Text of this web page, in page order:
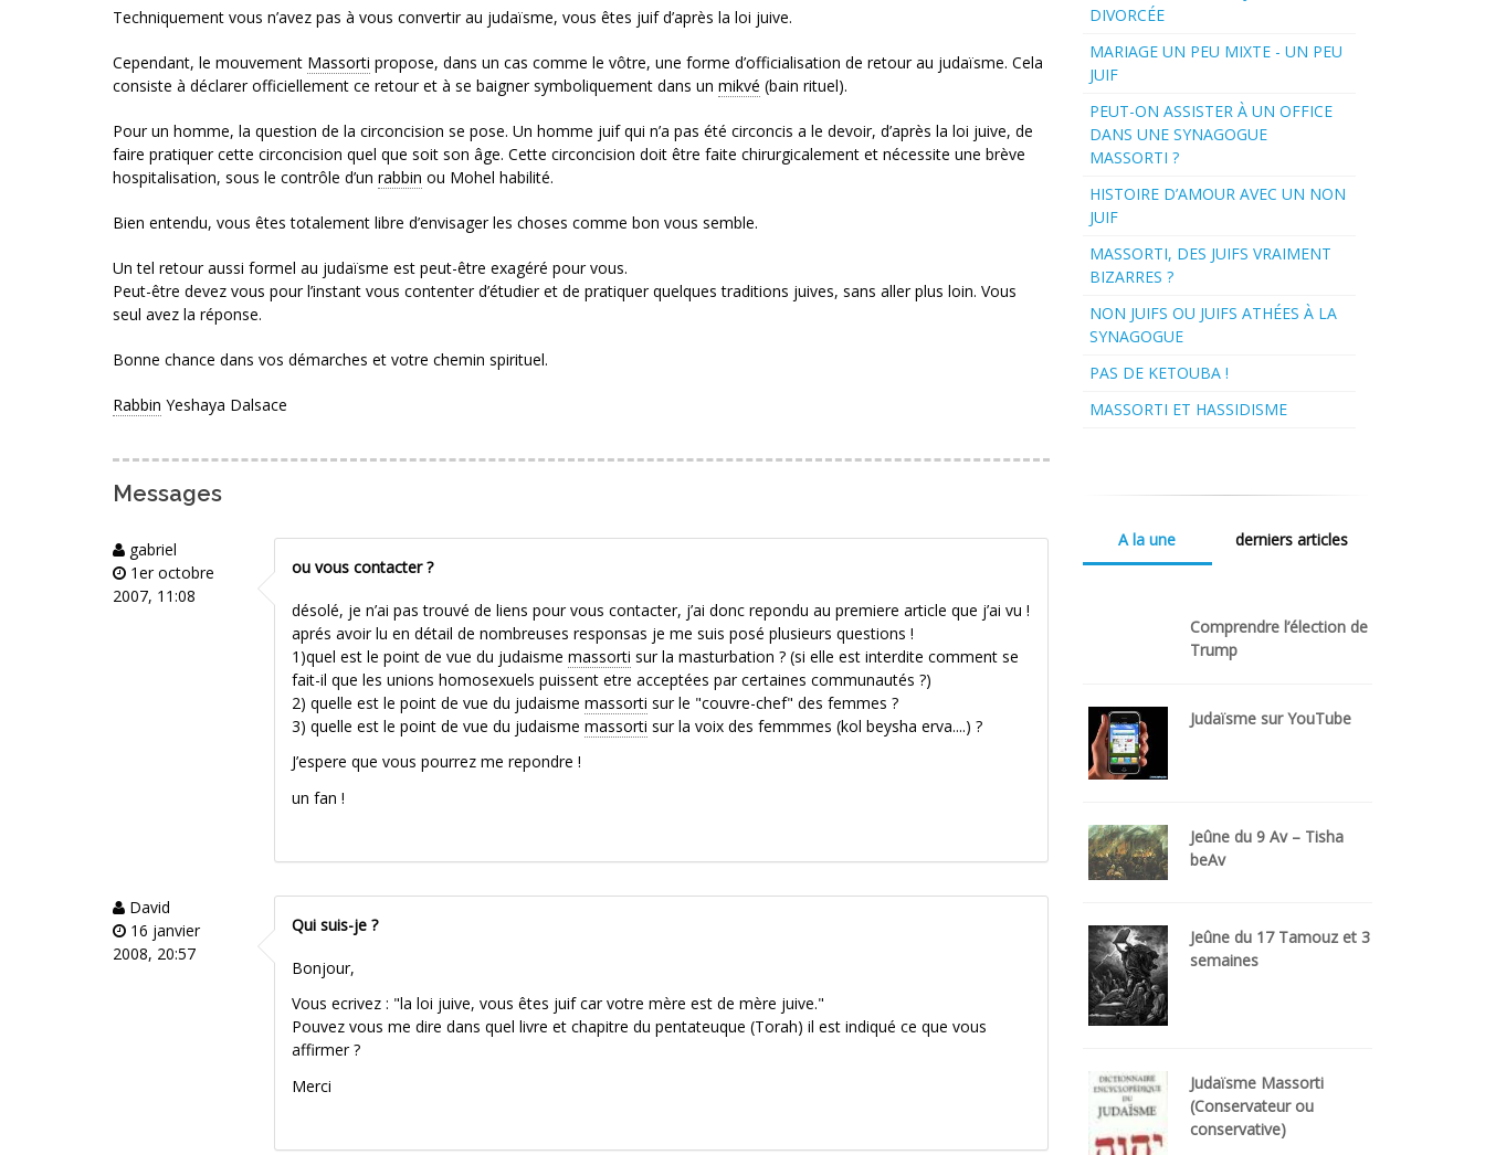
Techniquement vous n’avez pas à vous convertir au judaïsme, vous êtes juif d’après la loi juive.
Cependant, le mouvement Massorti propose, dans un cas comme le vôtre, une forme d’officialisation de retour au judaïsme. Cela
consiste à déclarer officiellement ce retour et à se baigner symboliquement dans un mikvé (bain rituel).
Pour un homme, la question de la circoncision se pose. Un homme juif qui n’a pas été circoncis a le devoir, d’après la loi juive, de
faire pratiquer cette circoncision quel que soit son âge. Cette circoncision doit être faite chirurgicalement et nécessite une brève
hospitalisation, sous le contrôle d’un rabbin ou Mohel habilité.
Bien entendu, vous êtes totalement libre d’envisager les choses comme bon vous semble.
Un tel retour aussi formel au judaïsme est peut-être exagéré pour vous.
Peut-être devez vous pour l’instant vous contenter d’étudier et de pratiquer quelques traditions juives, sans aller plus loin. Vous
seul avez la réponse.
Bonne chance dans vos démarches et votre chemin spirituel.
Rabbin Yeshaya Dalsace
Messages
gabriel
1er octobre
2007, 11:08
ou vous contacter ?
désolé, je n’ai pas trouvé de liens pour vous contacter, j’ai donc repondu au premiere article que j’ai vu !
aprés avoir lu en détail de nombreuses responsas je me suis posé plusieurs questions !
1)quel est le point de vue du judaismemassorti sur la masturbation ? (si elle est interdite comment se
fait-il que les unions homosexuels puissent etre acceptées par certaines communautés ?)
2) quelle est le point de vue du judaismemassorti sur le "couvre-chef" des femmes ?
3) quelle est le point de vue du judaismemassorti sur la voix des femmmes (kol beysha erva....) ?
J’espere que vous pourrez me repondre !
un fan !
David
16 janvier
2008, 20:57
Qui suis-je ?
Bonjour,
Vous ecrivez : "la loi juive, vous êtes juif car votre mère est de mère juive."
Pouvez vous me dire dans quel livre et chapitre du pentateuque (Torah) il est indiqué ce que vous
affirmer ?
Merci
DIVORCÉE
MARIAGE UN PEU MIXTE - UN PEU
JUIF
PEUT-ON ASSISTER À UN OFFICE
DANS UNE SYNAGOGUE
MASSORTI ?
HISTOIRE D’AMOUR AVEC UN NON
JUIF
MASSORTI, DES JUIFS VRAIMENT
BIZARRES ?
NON JUIFS OU JUIFS ATHÉES À LA
SYNAGOGUE
PAS DE KETOUBA !
MASSORTI ET HASSIDISME
A la une derniers articles
Comprendre l’élection de
Trump
Judaïsme sur YouTube
Jeûne du 9 Av – Tisha
beAv
Jeûne du 17 Tamouz et 3
semaines
Judaïsme Massorti
(Conservateur ou
conservative)